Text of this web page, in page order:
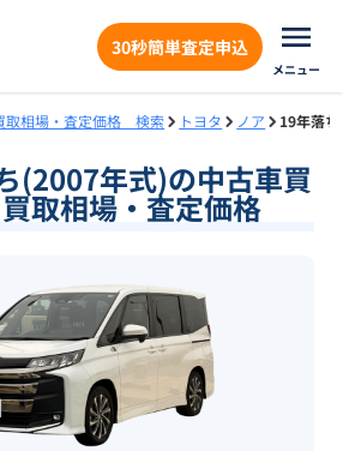
30秒簡単査定申込
メニュー
取相場・査定価格 検索 トヨタ ノア 19年落ち
(2007年式)の中古車買
取相場・査定価格